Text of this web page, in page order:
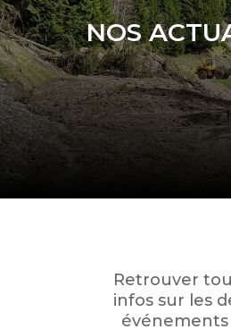
NOS
Retrouver
infos sur les